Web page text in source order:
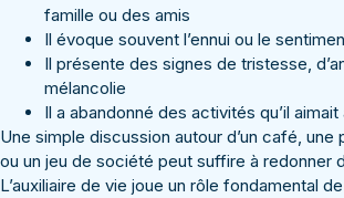
famille ou des amis
Il évoque souvent l’ennui ou le
Il présente des signes de tristesse,
mélancolie
Il a abandonné des activités qu’il
Une simple discussion autour d’un café, une
ou un jeu de société peut suffire à redonner
L’auxiliaire de vie joue un rôle fondamental